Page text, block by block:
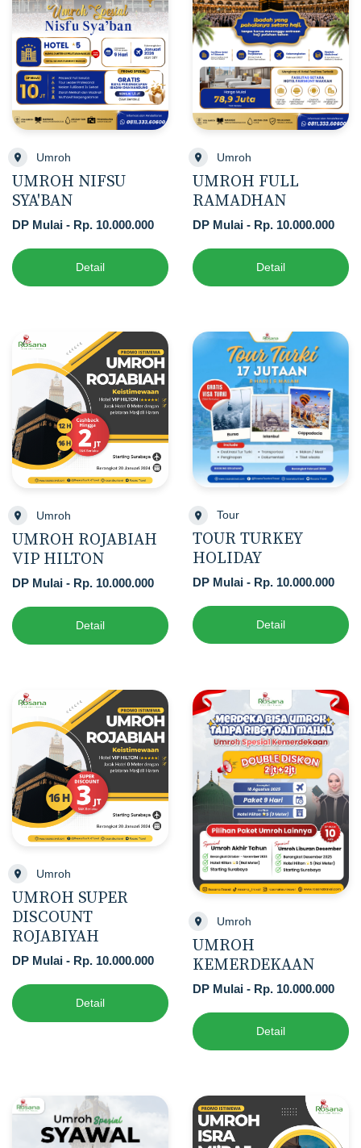
Umroh
UMROH NIFSU
SYA'BAN
DP Mulai - Rp. 10.000.000
Detail
Umroh
UMROH FULL
RAMADHAN
DP Mulai - Rp. 10.000.000
Detail
Umroh
UMROH ROJABIAH
VIP HILTON
DP Mulai - Rp. 10.000.000
Detail
Tour
TOUR TURKEY
HOLIDAY
DP Mulai - Rp. 10.000.000
Detail
Umroh
UMROH SUPER
DISCOUNT
ROJABIYAH
DP Mulai - Rp. 10.000.000
Detail
Umroh
UMROH
KEMERDEKAAN
DP Mulai - Rp. 10.000.000
Detail